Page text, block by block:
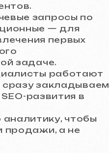
запросы по
— для
первых
задаче.
работают
сразу закладываем
развития в
чтобы
продажи, а не
поделиться статьей